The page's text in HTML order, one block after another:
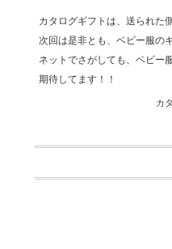
カタログギフトは、送られた
次回は是非とも、ベビー服の
ネットでさがしても、ベビー
期待してます！！
カ